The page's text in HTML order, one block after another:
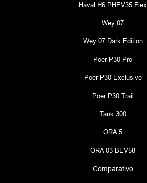
Haval H6 PHEV35 Flex
Wey 07
Wey 07 Dark Edition
Poer P30 Pro
Poer P30 Exclusive
Poer P30 Trail
Tank 300
ORA 5
ORA 03 BEV58
Comparativo